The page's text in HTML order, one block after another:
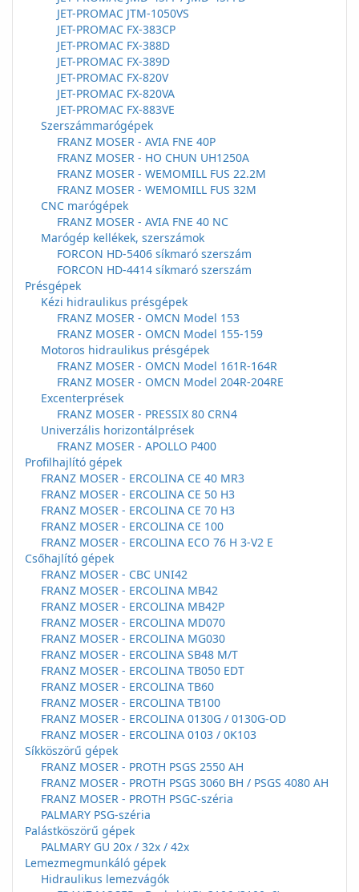
JET-PROMAC JTM-1050VS
JET-PROMAC FX-383CP
JET-PROMAC FX-388D
JET-PROMAC FX-389D
JET-PROMAC FX-820V
JET-PROMAC FX-820VA
JET-PROMAC FX-883VE
Szerszámmarógépek
FRANZ MOSER - AVIA FNE 40P
FRANZ MOSER - HO CHUN UH1250A
FRANZ MOSER - WEMOMILL FUS 22.2M
FRANZ MOSER - WEMOMILL FUS 32M
CNC marógépek
FRANZ MOSER - AVIA FNE 40 NC
Marógép kellékek, szerszámok
FORCON HD-5406 síkmaró szerszám
FORCON HD-4414 síkmaró szerszám
Présgépek
Kézi hidraulikus présgépek
FRANZ MOSER - OMCN Model 153
FRANZ MOSER - OMCN Model 155-159
Motoros hidraulikus présgépek
FRANZ MOSER - OMCN Model 161R-164R
FRANZ MOSER - OMCN Model 204R-204RE
Excenterprések
FRANZ MOSER - PRESSIX 80 CRN4
Univerzális horizontálprések
FRANZ MOSER - APOLLO P400
Profilhajlító gépek
FRANZ MOSER - ERCOLINA CE 40 MR3
FRANZ MOSER - ERCOLINA CE 50 H3
FRANZ MOSER - ERCOLINA CE 70 H3
FRANZ MOSER - ERCOLINA CE 100
FRANZ MOSER - ERCOLINA ECO 76 H 3-V2 E
Csőhajlító gépek
FRANZ MOSER - CBC UNI42
FRANZ MOSER - ERCOLINA MB42
FRANZ MOSER - ERCOLINA MB42P
FRANZ MOSER - ERCOLINA MD070
FRANZ MOSER - ERCOLINA MG030
FRANZ MOSER - ERCOLINA SB48 M/T
FRANZ MOSER - ERCOLINA TB050 EDT
FRANZ MOSER - ERCOLINA TB60
FRANZ MOSER - ERCOLINA TB100
FRANZ MOSER - ERCOLINA 0130G / 0130G-OD
FRANZ MOSER - ERCOLINA 0103 / 0K103
Síkköszörű gépek
FRANZ MOSER - PROTH PSGS 2550 AH
FRANZ MOSER - PROTH PSGS 3060 BH / PSGS 4080 AH
FRANZ MOSER - PROTH PSGC-széria
PALMARY PSG-széria
Palástköszörű gépek
PALMARY GU 20x / 32x / 42x
Lemezmegmunkáló gépek
Hidraulikus lemezvágók